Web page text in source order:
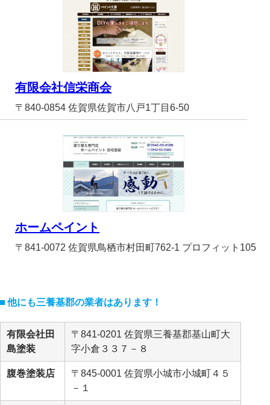
有限会社信栄商会
〒840-0854 佐賀県佐賀市八戸1丁目6-50
ホームペイント
〒841-0072 佐賀県鳥栖市村田町762-1 プロフィット105
他にも三養基郡の業者はあります！
有限会社田
島塗装
〒841-0201 佐賀県三養基郡基山町大
字小倉３３７－８
腹巻塗装店
〒845-0001 佐賀県小城市小城町４５
－１